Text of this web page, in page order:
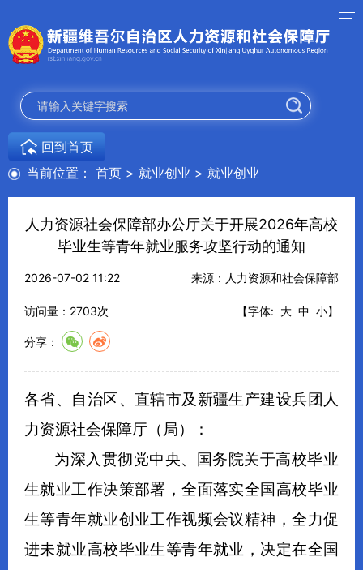
当前位置： 首页 > 就业创业 > 就业创业
回到首页
人力资源社会保障部办公厅关于开展2026年高校
毕业生等青年就业服务攻坚行动的通知
2026-07-02 11:22 来源：人力资源和社会保障部
访问量： 2703次 【字体: 大 中 小】
分享：
各省、自治区、直辖市及新疆生产建设兵团人
力资源社会保障厅（局）：
为深入贯彻党中央、国务院关于高校毕业
生就业工作决策部署，全面落实全国高校毕业
生等青年就业创业工作视频会议精神，全力促
进未就业高校毕业生等青年就业，决定在全国